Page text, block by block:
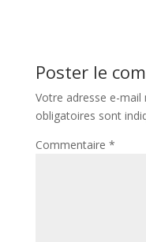
Poster le
Votre adresse e-mail
obligatoires sont
Commentaire *